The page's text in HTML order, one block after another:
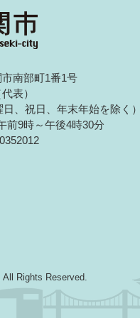
南部町1番1号
表）
、祝日、年末年始を除く
前9時～午後4時30分
Rights Reserved.